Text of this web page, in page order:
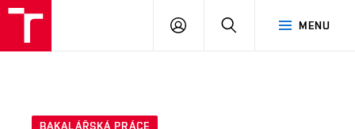
MENU
PŘIHLÁSIT
BAKALÁŘSKÁ PRÁCE